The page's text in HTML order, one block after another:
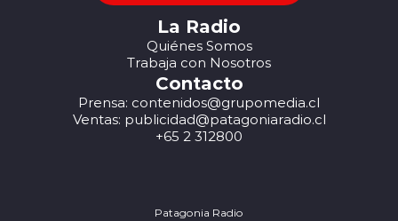
La Radio
Quiénes Somos
Trabaja con Nosotros
Contacto
Prensa: contenidos@grupomedia.cl
Ventas: publicidad@patagoniaradio.cl
+65 2 312800
Patagonia Radio